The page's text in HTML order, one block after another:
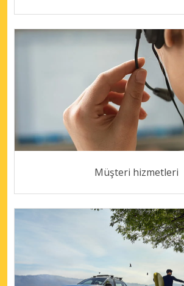
Müşteri hizmetleri